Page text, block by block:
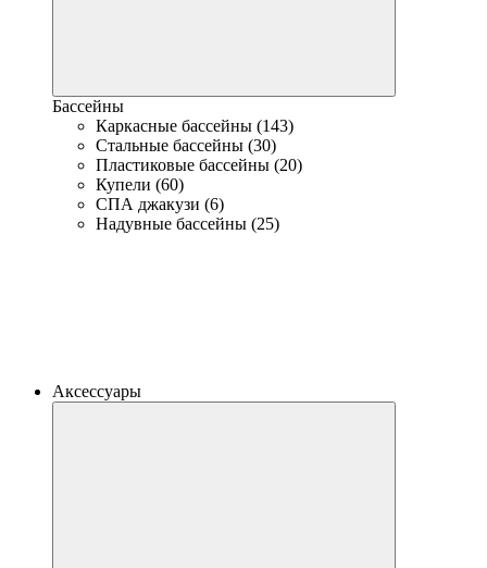
Бассейны
Каркасные бассейны (143)
Стальные бассейны (30)
Пластиковые бассейны (20)
Купели (60)
СПА джакузи (6)
Надувные бассейны (25)
Аксессуары